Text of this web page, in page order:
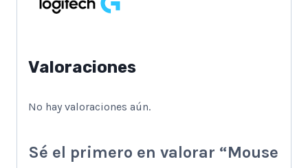
Valoraciones
No hay valoraciones aún.
Sé el primero en valorar “Mouse